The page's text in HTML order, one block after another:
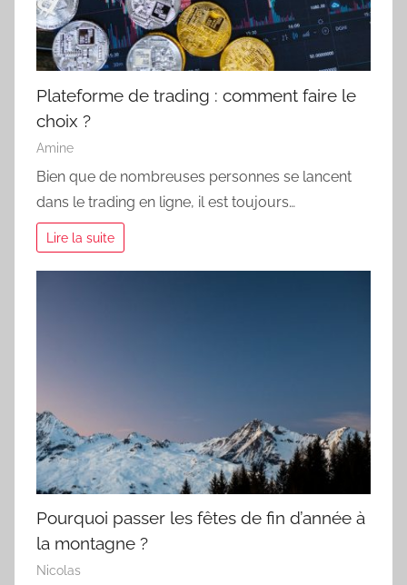
Plateforme de trading : comment faire le
choix ?
Amine
Bien que de nombreuses personnes se lancent
dans le trading en ligne, il est toujours…
Lire la suite
Pourquoi passer les fêtes de fin d’année à
la montagne ?
Nicolas